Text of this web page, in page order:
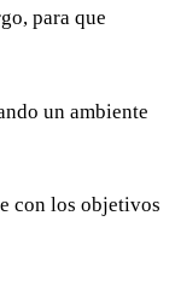
para que
un ambiente
con los objetivos